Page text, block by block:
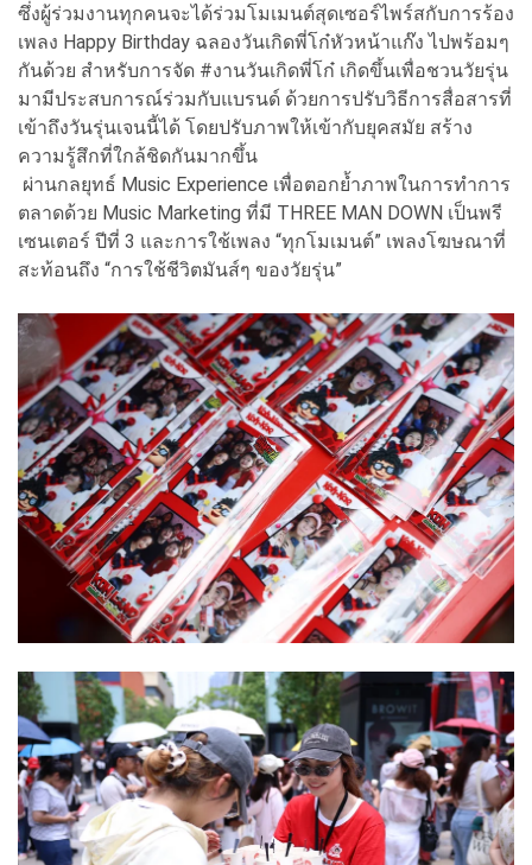
ซึ่งผู้ร่วมงานทุกคนจะได้ร่วมโมเมนต์สุดเซอร์ไพร์สกับการร้อง
เพลง Happy Birthday ฉลองวันเกิดพี่โก๋หัวหน้าแก๊ง ไปพร้อมๆ
กันด้วย สำหรับการจัด #งานวันเกิดพี่โก๋ เกิดขึ้นเพื่อชวนวัยรุ่น
มามีประสบการณ์ร่วมกับแบรนด์ ด้วยการปรับวิธีการสื่อสารที่
เข้าถึงวันรุ่นเจนนี้ได้ โดยปรับภาพให้เข้ากับยุคสมัย สร้าง
ความรู้สึกที่ใกล้ชิดกันมากขึ้น
ผ่านกลยุทธ์ Music Experience เพื่อตอกย้ำภาพในการทำการ
ตลาดด้วย Music Marketing ที่มี THREE MAN DOWN เป็นพรี
เซนเตอร์ ปีที่ 3 และการใช้เพลง “ทุกโมเมนต์” เพลงโฆษณาที่
สะท้อนถึง “การใช้ชีวิตมันส์ๆ ของวัยรุ่น”